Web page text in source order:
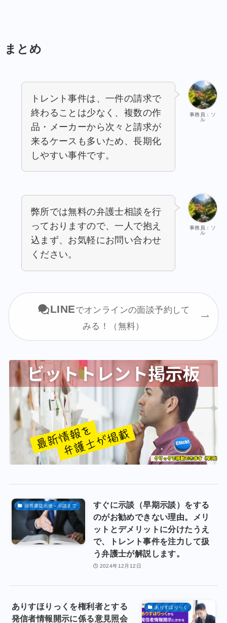
まとめ
事務員：ソ
ル
トレント事件は、一件の請求で
終わることは少なく、複数の作
品・メーカーから次々と請求が
来るケースも多いため、長期化
しやすい事件です。
事務員：ソ
ル
弊所では無料の弁護士相談を行
っておりますので、一人で抱え
込まず、お気軽にお問い合わせ
ください。
LINEでオンラインの面談予約して
みる！（無料）
回答書提出後～示談まで
すぐに示談（早期示談）をする
のがお勧めできない理由。メリ
ットとデメリットに分けたうえ
で、トレント事件を注力して扱
う弁護士が解説します。
2024年12月12日
ありすほりっく
ありすほりっくを権利者とする
発信者情報開示に係る意見照会